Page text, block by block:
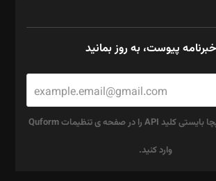
پیوست، به روز بمانید
برای استفاده از ریکپچا بایستی کلید API را در صفحه ی تنظیمات Quform
وارد کنید.